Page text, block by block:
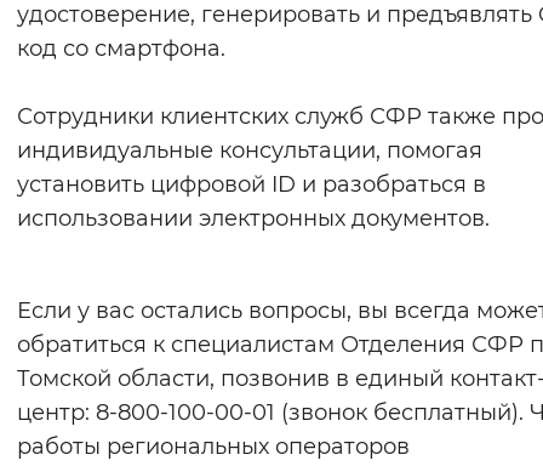
удостоверение, генерировать и предъявлять
код со смартфона.
Сотрудники клиентских служб СФР также
индивидуальные консультации, помогая
установить цифровой ID и разобраться в
использовании электронных документов.
Если у вас остались вопросы, вы всегда
обратиться к специалистам Отделения СФР
Томской области, позвонив в единый
центр: 8-800-100-00-01 (звонок бесплатный).
работы региональных операторов